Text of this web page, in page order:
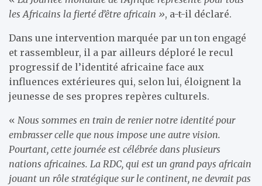
les Africains la fierté d’être africain », a-t-il déclaré.
Dans une intervention marquée par un ton engagé
et rassembleur, il a par ailleurs déploré le recul
progressif de l’identité africaine face aux
influences extérieures qui, selon lui, éloignent la
jeunesse de ses propres repères culturels.
« Nous sommes en train de renier notre identité pour
embrasser celle que nous impose une autre vision.
Pourtant, cette journée est célébrée dans plusieurs
nations africaines. La RDC, qui est un grand pays africain
jouant un rôle stratégique sur le continent, ne devrait pas